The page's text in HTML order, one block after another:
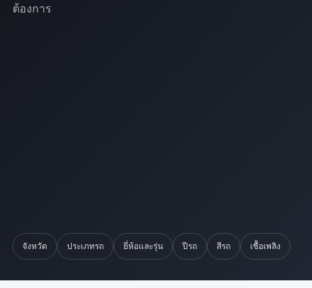
ต้องการ
จังหวัด ประเภทรถ ยี่ห้อและรุ่น ปีรถ สีรถ เชื้อเพลิง